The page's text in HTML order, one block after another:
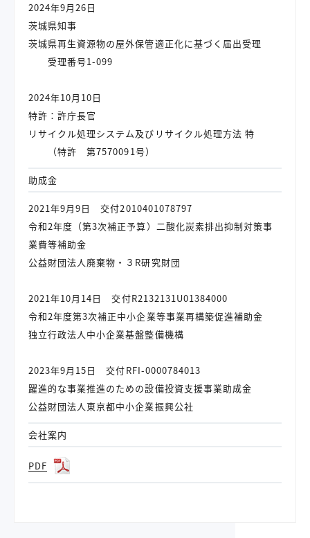
2024年9月26日
茨城県知事
茨城県再生資源物の屋外保管適正化に基づく届出受理
受理番号1-099
2024年10月10日
特許：許庁長官
リサイクル処理システム及びリサイクル処理方法 特
（特許 第7570091号）
助成金
2021年9月9日 交付2010401078797
令和2年度（第3次補正予算）二酸化炭素排出抑制対策事
業費等補助金
公益財団法人廃棄物・３R研究財団
2021年10月14日 交付R2132131U01384000
令和2年度第3次補正中小企業等事業再構築促進補助金
独立行政法人中小企業基盤整備機構
2023年9月15日 交付RFI-0000784013
躍進的な事業推進のための設備投資支援事業助成金
公益財団法人東京都中小企業振興公社
会社案内
PDF